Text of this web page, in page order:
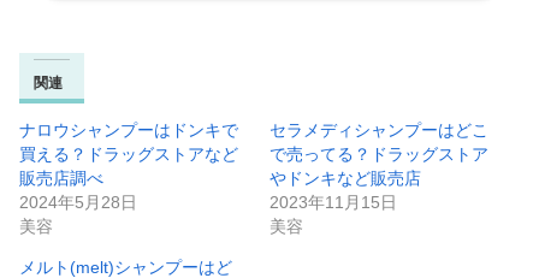
関連
ナロウシャンプーはドンキで
買える？ドラッグストアなど
販売店調べ
2024年5月28日
美容
セラメディシャンプーはどこ
で売ってる？ドラッグストア
やドンキなど販売店
2023年11月15日
美容
メルト(melt)シャンプーはど